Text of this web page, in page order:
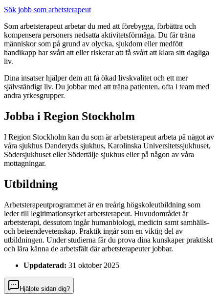
Sök jobb som arbetsterapeut
Som arbetsterapeut arbetar du med att förebygga, förbättra och
kompensera personers nedsatta aktivitetsförmåga. Du får träna
människor som på grund av olycka, sjukdom eller medfött
handikapp har svårt att eller riskerar att få svårt att klara sitt dagliga
liv.
Dina insatser hjälper dem att få ökad livskvalitet och ett mer
självständigt liv. Du jobbar med att träna patienten, ofta i team med
andra yrkesgrupper.
Jobba i Region Stockholm
I Region Stockholm kan du som är arbetsterapeut arbeta på något av
våra sjukhus Danderyds sjukhus, Karolinska Universitetssjukhuset,
Södersjukhuset eller Södertälje sjukhus eller på någon av våra
mottagningar.
Utbildning
Arbetsterapeutprogrammet är en treårig högskoleutbildning som
leder till legitimationsyrket arbetsterapeut. Huvudområdet är
arbetsterapi, dessutom ingår humanbiologi, medicin samt samhälls-
och beteendevetenskap. Praktik ingår som en viktig del av
utbildningen. Under studierna får du prova dina kunskaper praktiskt
och lära känna de arbetsfält där arbetsterapeuter jobbar.
Uppdaterad: 31 oktober 2025
Hjälpte sidan dig?